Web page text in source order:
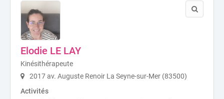
Elodie LE LAY
Kinésithérapeute
2017 av. Auguste Renoir La Seyne-sur-Mer (83500)
Activités